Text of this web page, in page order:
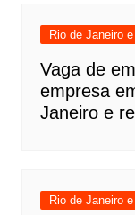
Rio de Janeiro
Vaga de
empresa
Janeiro e
Rio de Janeiro